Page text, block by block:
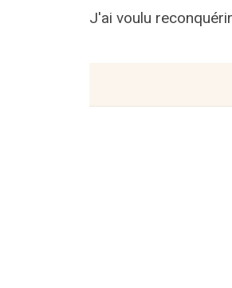
J'ai voulu